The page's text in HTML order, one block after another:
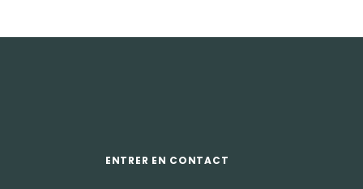
ENTRER EN CONTACT